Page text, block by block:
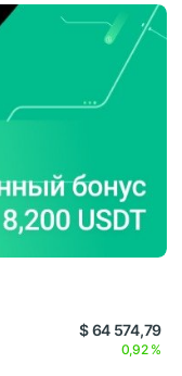
$ 64 574,79
0,92 %